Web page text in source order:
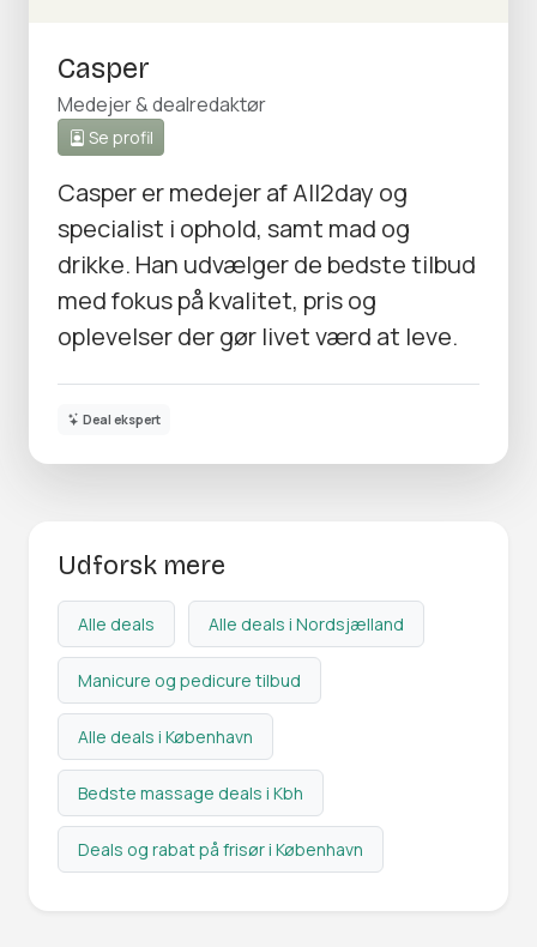
Casper
Medejer & dealredaktør
Se profil
Casper er medejer af All2day og
specialist i ophold, samt mad og
drikke. Han udvælger de bedste tilbud
med fokus på kvalitet, pris og
oplevelser der gør livet værd at leve.
Deal ekspert
Udforsk mere
Alle deals Alle deals i Nordsjælland
Manicure og pedicure tilbud
Alle deals i København
Bedste massage deals i Kbh
Deals og rabat på frisør i København